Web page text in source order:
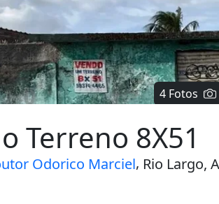
4 Fotos
Terreno 8X51
Odorico Marciel, Rio Largo,